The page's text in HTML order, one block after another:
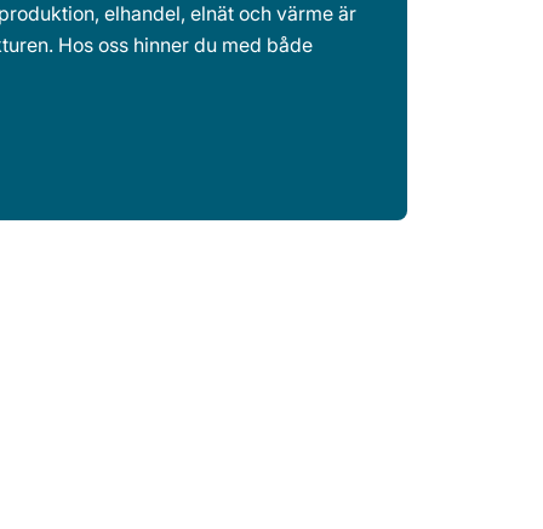
elhandel, elnät och värme är
Hos oss hinner du med både